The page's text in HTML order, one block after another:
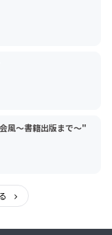
風〜書籍出版まで〜"